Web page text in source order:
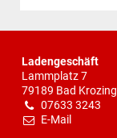
Ladengeschäft
Lammplatz 7
79189 Bad
07633 3243
E-Mail